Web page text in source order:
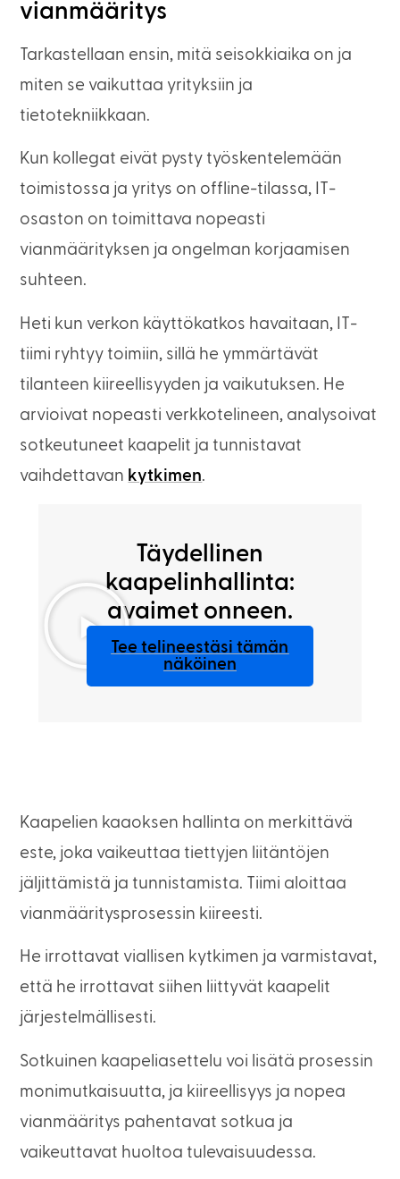
vianmääritys
Tarkastellaan ensin, mitä seisokkiaika on ja
miten se vaikuttaa yrityksiin ja
tietotekniikkaan.
Kun kollegat eivät pysty työskentelemään
toimistossa ja yritys on offline-tilassa, IT-
osaston on toimittava nopeasti
vianmäärityksen ja ongelman korjaamisen
suhteen.
Heti kun verkon käyttökatkos havaitaan, IT-
tiimi ryhtyy toimiin, sillä he ymmärtävät
tilanteen kiireellisyyden ja vaikutuksen. He
arvioivat nopeasti verkkotelineen, analysoivat
sotkeutuneet kaapelit ja tunnistavat
vaihdettavan kytkimen.
Täydellinen
kaapelinhallinta:
avaimet onneen.
Tee telineestäsi tämän
näköinen
Kaapelien kaaoksen hallinta on merkittävä
este, joka vaikeuttaa tiettyjen liitäntöjen
jäljittämistä ja tunnistamista. Tiimi aloittaa
vianmääritysprosessin kiireesti.
He irrottavat viallisen kytkimen ja varmistavat,
että he irrottavat siihen liittyvät kaapelit
järjestelmällisesti.
Sotkuinen kaapeliasettelu voi lisätä prosessin
monimutkaisuutta, ja kiireellisyys ja nopea
vianmääritys pahentavat sotkua ja
vaikeuttavat huoltoa tulevaisuudessa.